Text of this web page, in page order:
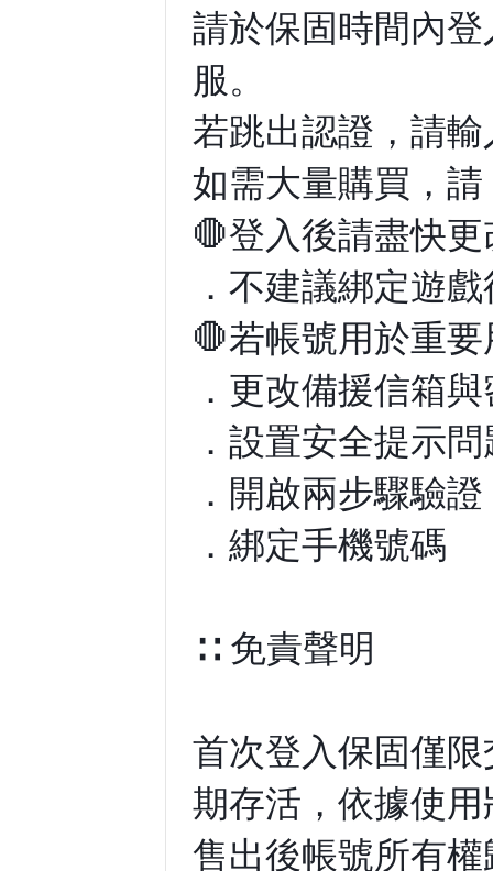
請於保固時間內
服。
若跳出認證，請
如需大量購買，
🛑登入後請盡快
．不建議綁定遊
🛑若帳號用於重
．更改備援信箱
．設置安全提示
．開啟兩步驟驗證
．綁定手機號碼
∷ 免責聲明
首次登入保固僅
期存活，依據使
售出後帳號所有